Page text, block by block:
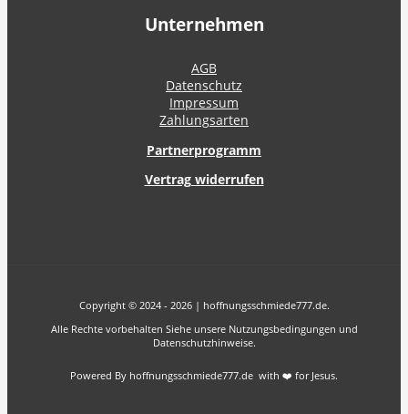
Unternehmen
AGB
Datenschutz
Impressum
Zahlungsarten
Partnerprogramm
Vertrag widerrufen
Copyright © 2024 - 2026 | hoffnungsschmiede777.de.
Alle Rechte vorbehalten Siehe unsere Nutzungsbedingungen und
Datenschutzhinweise.
Powered By hoffnungsschmiede777.de with ❤️ for Jesus.